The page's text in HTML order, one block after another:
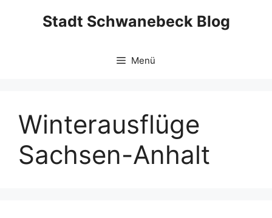
Stadt Schwanebeck Blog
Menü
Winterausflüge
Sachsen-Anhalt